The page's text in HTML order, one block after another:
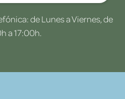
de Lunes a Viernes, de
a 17:00h.